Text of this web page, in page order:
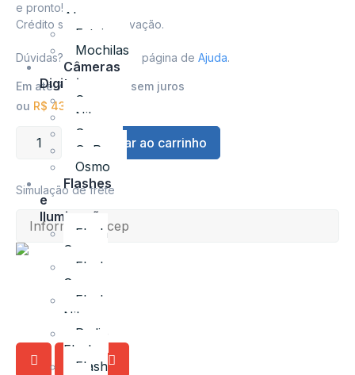
Alças
Estojos
Mochilas
Câmeras
Digitais
Canon
Nikon
Sony
GoPro
Osmo
Flashes
e
Iluminação
Flash
Sony
Flash
Canon
Flash
Nikon
Radio
Flash
Flash
e pronto!
Crédito sujeito a aprovação.
Dúvidas? Confira nossa página de Ajuda.
Em até 7x de
sem juros
ou R$ 43,50
Adicionar ao carrinho
Simulação de frete